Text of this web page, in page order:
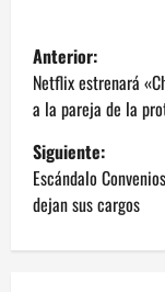
N
a
v
e
Anterior:
Netflix estrenará
a la pareja de la
Siguiente:
Escándalo
dejan sus cargos